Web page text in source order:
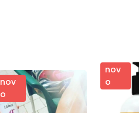
nov
o
nov
o